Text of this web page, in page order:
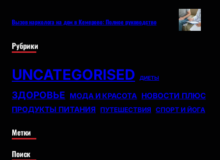
Вызов нарколога на дом в Кемерово: Полное руководство
Рубрики
UNCATEGORISED ДИЕТЫ
ЗДОРОВЬЕ МОДА И КРАСОТА НОВОСТИ ПЛЮС
ПРОДУКТЫ ПИТАНИЯ
ПУТЕШЕСТВИЯ СПОРТ И ЙОГА
Метки
Поиск